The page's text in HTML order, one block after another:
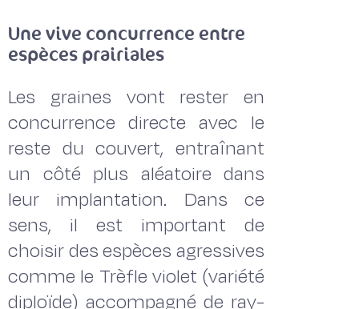
Une vive concurrence entre
espèces prairiales
Les graines vont rester en
concurrence directe avec le
reste du couvert, entraînant
un côté plus aléatoire dans
leur implantation. Dans ce
sens, il est important de
choisir des espèces agressives
comme le Trèfle violet (variété
diploïde) accompagné de ray-